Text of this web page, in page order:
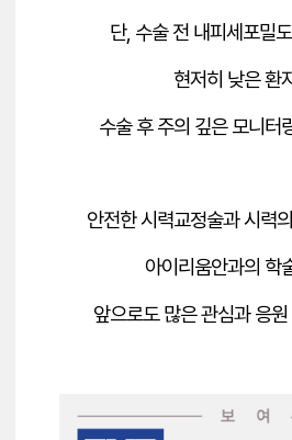
단, 수술 전 내피세포밀
현저히 낮은 환
수술 후 주의 깊은 모니터
안전한 시력교정술과 시력
아이리움안과의 학
앞으로도 많은 관심과 응